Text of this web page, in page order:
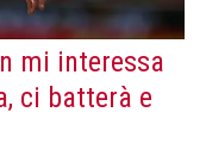
mi interessa
ci batterà e